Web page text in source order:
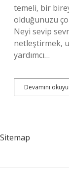
temeli, bir
olduğunuzu
Neyi sevip
netleştirmek,
yardımcı…
Devamını
Sitemap